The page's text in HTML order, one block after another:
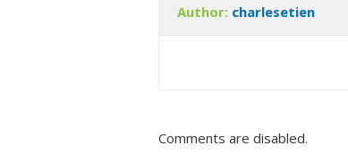
Author: charlesetien
Comments are disabled.